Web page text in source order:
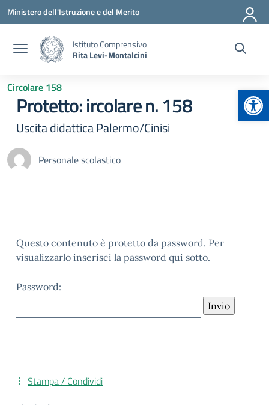
Vai ai contenuti
Vai al menu di navigazione
Vai al footer
Ministero dell'Istruzione e del Merito
Istituto Comprensivo
Rita Levi-Montalcini
Circolare 158
Protetto: ircolare n. 158
Uscita didattica Palermo/Cinisi
Personale scolastico
Questo contenuto è protetto da password. Per
visualizzarlo inserisci la password qui sotto.
Password:
Stampa / Condividi